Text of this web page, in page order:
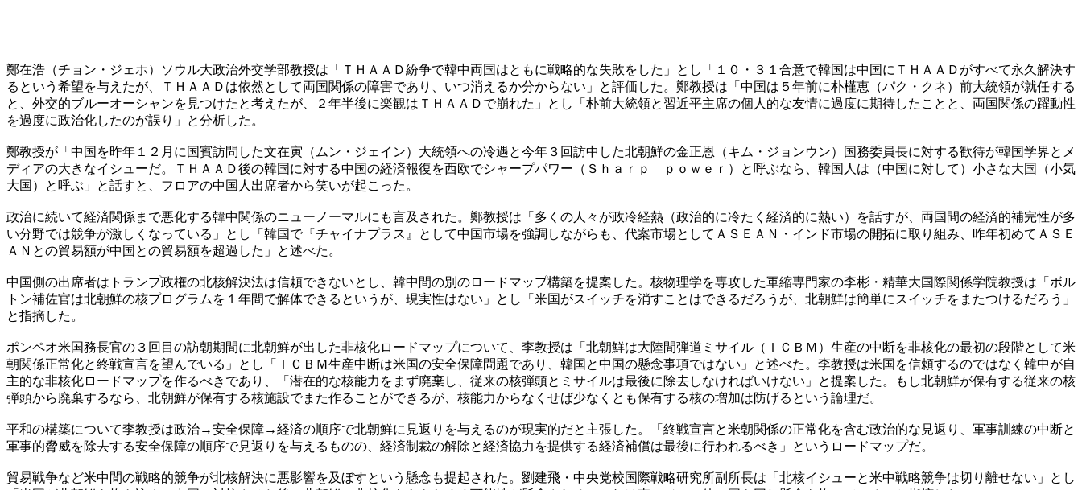
鄭在浩（チョン・ジェホ）ソウル大政治外交学部教授は「ＴＨＡＡＤ紛争で韓中両国はともに戦略的な失敗をした」とし「１０・３１合意で韓国は中国にＴＨＡＡＤがすべて永久解決す
るという希望を与えたが、ＴＨＡＡＤは依然として両国関係の障害であり、いつ消えるか分からない」と評価した。鄭教授は「中国は５年前に朴槿恵（パク・クネ）前大統領が就任する
と、外交的ブルーオーシャンを見つけたと考えたが、２年半後に楽観はＴＨＡＡＤで崩れた」とし「朴前大統領と習近平主席の個人的な友情に過度に期待したことと、両国関係の躍動性
を過度に政治化したのが誤り」と分析した。
鄭教授が「中国を昨年１２月に国賓訪問した文在寅（ムン・ジェイン）大統領への冷遇と今年３回訪中した北朝鮮の金正恩（キム・ジョンウン）国務委員長に対する歓待が韓国学界とメ
ディアの大きなイシューだ。ＴＨＡＡＤ後の韓国に対する中国の経済報復を西欧でシャープパワー（Ｓｈａｒｐ ｐｏｗｅｒ）と呼ぶなら、韓国人は（中国に対して）小さな大国（小気
大国）と呼ぶ」と話すと、フロアの中国人出席者から笑いが起こった。
政治に続いて経済関係まで悪化する韓中関係のニューノーマルにも言及された。鄭教授は「多くの人々が政冷経熱（政治的に冷たく経済的に熱い）を話すが、両国間の経済的補完性が多
い分野では競争が激しくなっている」とし「韓国で『チャイナプラス』として中国市場を強調しながらも、代案市場としてＡＳＥＡＮ・インド市場の開拓に取り組み、昨年初めてＡＳＥ
ＡＮとの貿易額が中国との貿易額を超過した」と述べた。
中国側の出席者はトランプ政権の北核解決法は信頼できないとし、韓中間の別のロードマップ構築を提案した。核物理学を専攻した軍縮専門家の李彬・精華大国際関係学院教授は「ボル
トン補佐官は北朝鮮の核プログラムを１年間で解体できるというが、現実性はない」とし「米国がスイッチを消すことはできるだろうが、北朝鮮は簡単にスイッチをまたつけるだろう」
と指摘した。
ポンペオ米国務長官の３回目の訪朝期間に北朝鮮が出した非核化ロードマップについて、李教授は「北朝鮮は大陸間弾道ミサイル（ＩＣＢＭ）生産の中断を非核化の最初の段階として米
朝関係正常化と終戦宣言を望んでいる」とし「ＩＣＢＭ生産中断は米国の安全保障問題であり、韓国と中国の懸念事項ではない」と述べた。李教授は米国を信頼するのではなく韓中が自
主的な非核化ロードマップを作るべきであり、「潜在的な核能力をまず廃棄し、従来の核弾頭とミサイルは最後に除去しなければいけない」と提案した。もし北朝鮮が保有する従来の核
弾頭から廃棄するなら、北朝鮮が保有する核施設でまた作ることができるが、核能力からなくせば少なくとも保有する核の増加は防げるという論理だ。
平和の構築について李教授は政治→安全保障→経済の順序で北朝鮮に見返りを与えるのが現実的だと主張した。「終戦宣言と米朝関係の正常化を含む政治的な見返り、軍事訓練の中断と
軍事的脅威を除去する安全保障の順序で見返りを与えるものの、経済制裁の解除と経済協力を提供する経済補償は最後に行われるべき」というロードマップだ。
貿易戦争など米中間の戦略的競争が北核解決に悪影響を及ぼすという懸念も提起された。劉建飛・中央党校国際戦略研究所副所長は「北核イシューと米中戦略競争は切り離せない」とし